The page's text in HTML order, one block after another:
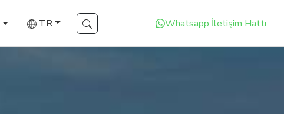
TR Whatsapp İletişim Hattı